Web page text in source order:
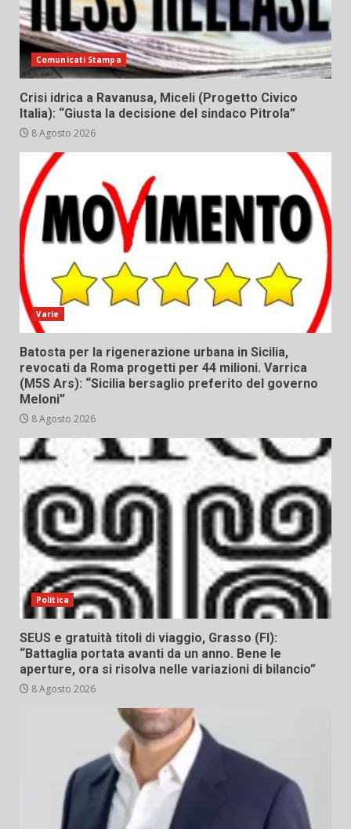
Comunicati Stampa
Crisi idrica a Ravanusa, Miceli (Progetto Civico
Italia): “Giusta la decisione del sindaco Pitrola”
8 Agosto 2026
Varie
Batosta per la rigenerazione urbana in Sicilia,
revocati da Roma progetti per 44 milioni. Varrica
(M5S Ars): “Sicilia bersaglio preferito del governo
Meloni”
8 Agosto 2026
Politica
SEUS e gratuità titoli di viaggio, Grasso (FI):
“Battaglia portata avanti da un anno. Bene le
aperture, ora si risolva nelle variazioni di bilancio”
8 Agosto 2026